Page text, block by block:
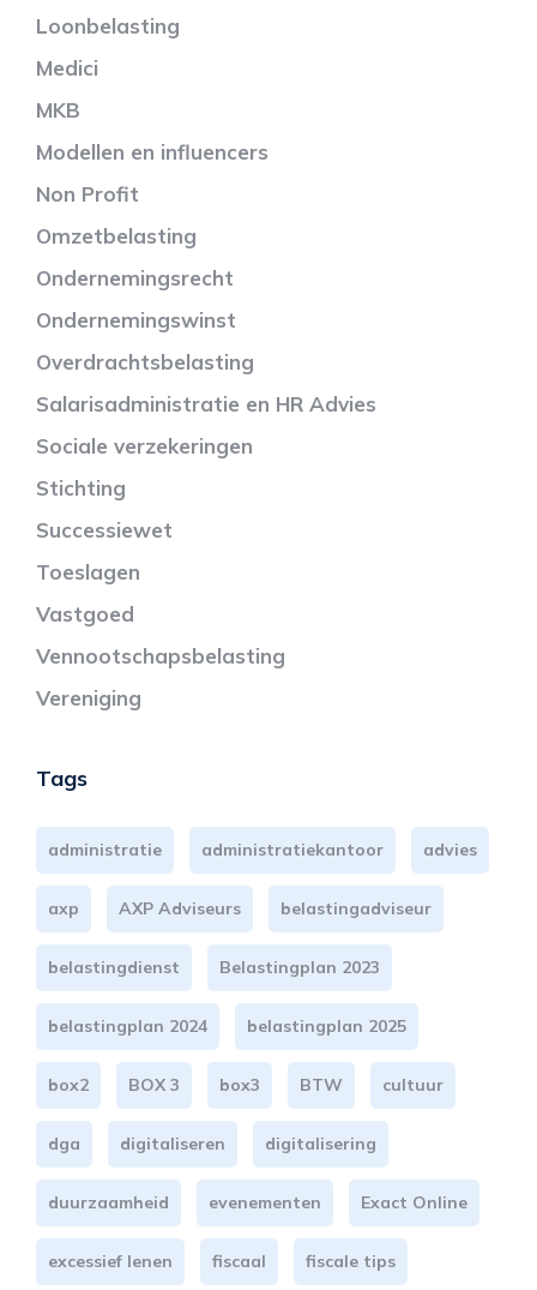
Loonbelasting
Medici
MKB
Modellen en influencers
Non Profit
Omzetbelasting
Ondernemingsrecht
Ondernemingswinst
Overdrachtsbelasting
Salarisadministratie en HR Advies
Sociale verzekeringen
Stichting
Successiewet
Toeslagen
Vastgoed
Vennootschapsbelasting
Vereniging
Tags
administratie administratiekantoor advies
axp AXP Adviseurs belastingadviseur
belastingdienst Belastingplan 2023
belastingplan 2024 belastingplan 2025
box2 BOX 3 box3 BTW cultuur
dga digitaliseren digitalisering
duurzaamheid evenementen Exact Online
excessief lenen fiscaal fiscale tips